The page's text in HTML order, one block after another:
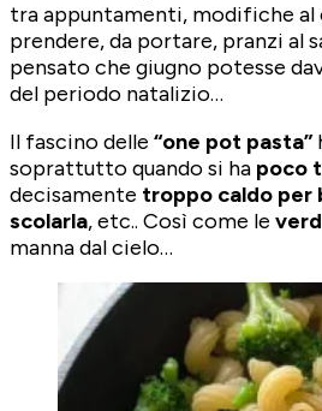
tra appuntamenti, modifiche al
prendere, da portare, pranzi al
pensato che giugno potesse
del periodo natalizio…
Il fascino delle “one pot pasta”
soprattutto quando si ha poco
decisamente troppo caldo per
scolarla, etc.. Così come le
manna dal cielo…